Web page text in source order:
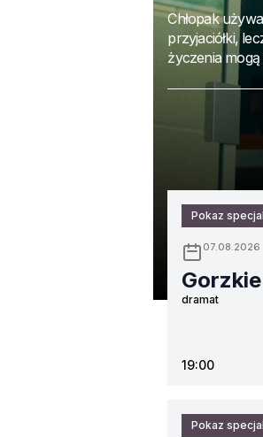
Chłopak
przyjaciółki,
życzenia
Pokaz
07.08.2026
dramat
19:00
Pokaz